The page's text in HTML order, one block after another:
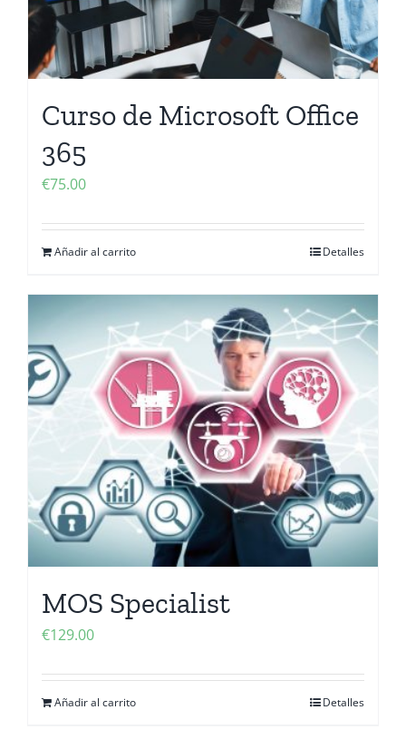
Curso de Microsoft Office
365
€75.00
Añadir al carrito Detalles
MOS Specialist
€129.00
Añadir al carrito Detalles